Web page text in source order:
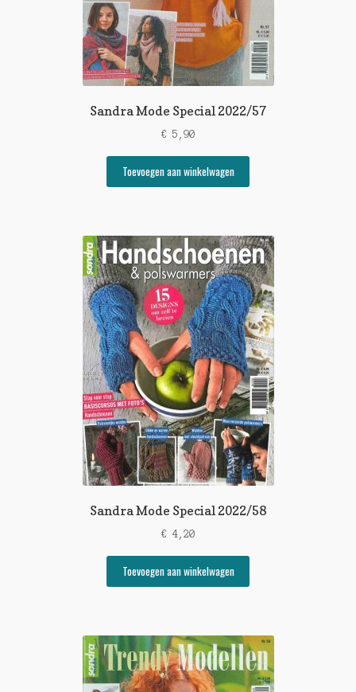
Sandra Mode Special 2022/57
€ 5,90
Toevoegen aan winkelwagen
Sandra Mode Special 2022/58
€ 4,20
Toevoegen aan winkelwagen